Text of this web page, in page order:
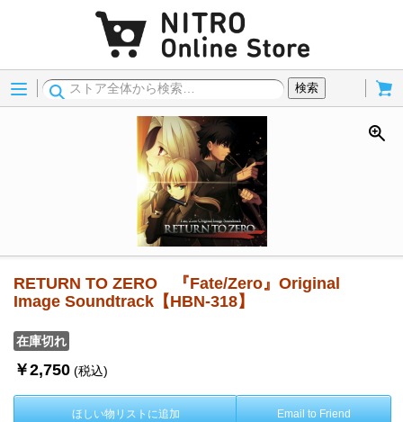
Menu
検索
RETURN TO ZERO 『Fate/Zero』Original
Image Soundtrack【HBN-318】
在庫切れ
￥2,750 (税込)
ほしい物リストに追加 Email to Friend